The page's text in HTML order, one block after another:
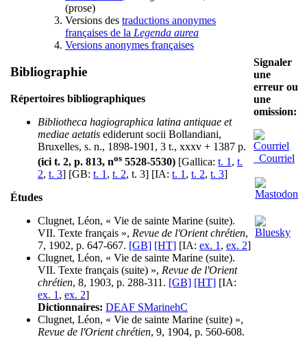
(prose)
Versions des traductions anonymes
françaises de la Legenda aurea
Versions anonymes françaises
Bibliographie
Répertoires bibliographiques
Bibliotheca hagiographica latina antiquae et
mediae aetatis ediderunt socii Bollandiani,
Bruxelles, s. n., 1898-1901, 3 t., xxxv + 1387 p.
(ici t. 2, p. 813, nos 5528-5530) [Gallica: t. 1 , t.
2, t. 3] [GB: t. 1 , t. 2, t. 3] [IA: t. 1 , t. 2, t. 3]
Études
Clugnet, Léon, « Vie de sainte Marine (suite).
VII. Texte français », Revue de l'Orient chrétien,
7, 1902, p. 647-667. [GB] [HT] [IA: ex. 1 , ex. 2]
Clugnet, Léon, « Vie de sainte Marine (suite).
VII. Texte français (suite) », Revue de l'Orient
chrétien, 8, 1903, p. 288-311. [GB] [HT] [IA:
ex. 1 , ex. 2]
Dictionnaires: DEAF SMarinehC
Clugnet, Léon, « Vie de sainte Marine (suite) »,
Revue de l'Orient chrétien, 9, 1904, p. 560-608.
Signaler
une
erreur ou
une
omission:
Courriel